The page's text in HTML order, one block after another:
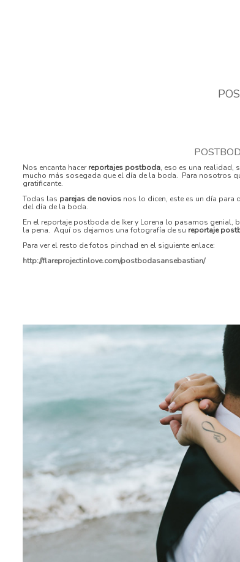
Nos encanta hacerreportajes postboda, eso es una realidad,
mucho más sosegada que el día de la boda. Para nosotros
gratificante.
Todas las parejas de novios nos lo dicen, este es un día
del día de la boda.
En el reportaje postboda de Iker y Lorena lo pasamos genial,
la pena. Aquí os dejamos una fotografía de su reportaje
Para ver el resto de fotos pinchad en el siguiente enlace:
http://flareprojectinlove.com/postbodasansebastian/